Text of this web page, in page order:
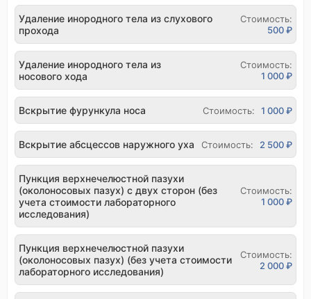
Удаление инородного тела из слухового
прохода
Стоимость:
500 ₽
Удаление инородного тела из
носового хода
Стоимость:
1 000 ₽
Вскрытие фурункула носа Стоимость: 1 000 ₽
Вскрытие абсцессов наружного уха Стоимость: 2 500 ₽
Пункция верхнечелюстной пазухи
(околоносовых пазух) с двух сторон (без
учета стоимости лабораторного
исследования)
Стоимость:
1 000 ₽
Пункция верхнечелюстной пазухи
(околоносовых пазух) (без учета стоимости
лабораторного исследования)
Стоимость:
2 000 ₽